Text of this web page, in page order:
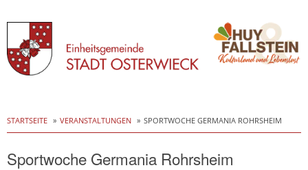
to
content
STARTSEITE VERANSTALTUNGEN SPORTWOCHE GERMANIA ROHRSHEIM
Sportwoche Germania Rohrsheim